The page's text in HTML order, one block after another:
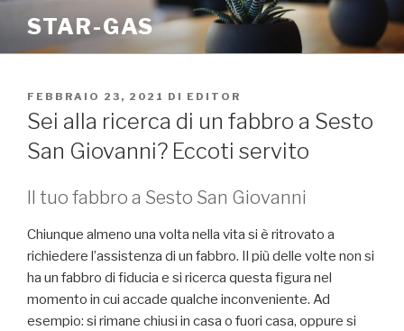
contenuto
STAR-GAS
PUBBLICATO
IL
FEBBRAIO 23, 2021 DI EDITOR
Sei alla ricerca di un fabbro a Sesto
San Giovanni? Eccoti servito
Il tuo fabbro a Sesto San Giovanni
Chiunque almeno una volta nella vita si è ritrovato a
richiedere l’assistenza di un fabbro. Il più delle volte non si
ha un fabbro di fiducia e si ricerca questa figura nel
momento in cui accade qualche inconveniente. Ad
esempio: si rimane chiusi in casa o fuori casa, oppure si